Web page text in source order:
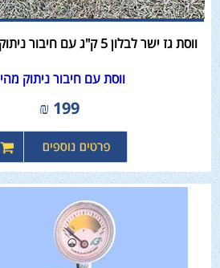
ווסת גז ישר לבלון 5 ק"ג עם חיבור ניתוק מהיר - 3 קג"ש
ווסת עם חיבור ניתוק
199
₪